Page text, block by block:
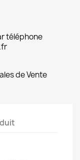
téléphone
de Vente